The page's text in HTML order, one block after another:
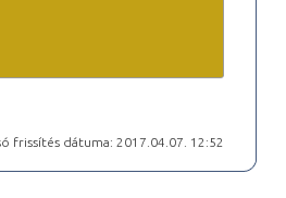
frissítés dátuma: 2017.04.07. 12:52